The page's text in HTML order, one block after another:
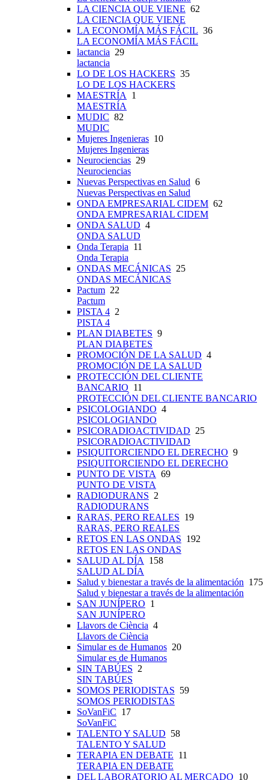
LA CIENCIA QUE VIENE 62
LA CIENCIA QUE VIENE
LA ECONOMÍA MÁS FÁCIL 36
LA ECONOMÍA MÁS FÁCIL
lactancia 29
lactancia
LO DE LOS HACKERS 35
LO DE LOS HACKERS
MAESTRÍA
1
MAESTRÍA
MUDIC 82
MUDIC
Mujeres Ingenieras 10
Mujeres Ingenieras
Neurociencias 29
Neurociencias
Nuevas Perspectivas en Salud 6
Nuevas Perspectivas en Salud
ONDA EMPRESARIAL CIDEM 62
ONDA EMPRESARIAL CIDEM
ONDA SALUD 4
ONDA SALUD
Onda Terapia 11
Onda Terapia
ONDAS MECÁNICAS 25
ONDAS MECÁNICAS
Pactum 22
Pactum
PISTA 4 2
PISTA 4
PLAN DIABETES 9
PLAN DIABETES
PROMOCIÓN DE LA SALUD 4
PROMOCIÓN DE LA SALUD
PROTECCIÓN DEL CLIENTE
BANCARIO 11
PROTECCIÓN DEL CLIENTE BANCARIO
PSICOLOGIANDO 4
PSICOLOGIANDO
PSICORADIOACTIVIDAD 25
PSICORADIOACTIVIDAD
PSIQUITORCIENDO EL DERECHO 9
PSIQUITORCIENDO EL DERECHO
PUNTO DE VISTA 69
PUNTO DE VISTA
RADIODURANS 2
RADIODURANS
RARAS, PERO REALES 19
RARAS, PERO REALES
RETOS EN LAS ONDAS 192
RETOS EN LAS ONDAS
SALUD AL DÍA
158
SALUD AL DÍA
Salud y bienestar a través de la alimentación 175
Salud y bienestar a través de la alimentación
SAN JUNÍPERO 1
SAN JUNÍPERO
Llavors de Ciència 4
Llavors de Ciència
Simular es de Humanos 20
Simular es de Humanos
SIN TABÚES 2
SIN TABÚES
SOMOS PERIODISTAS 59
SOMOS PERIODISTAS
SoVanFiC 17
SoVanFiC
TALENTO Y SALUD 58
TALENTO Y SALUD
TERAPIA EN DEBATE 11
TERAPIA EN DEBATE
DEL LABORATORIO AL MERCADO 10